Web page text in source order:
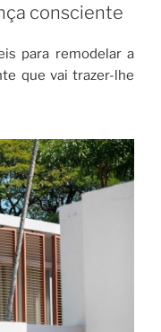
consciente
para remodelar a
que vai trazer-lhe